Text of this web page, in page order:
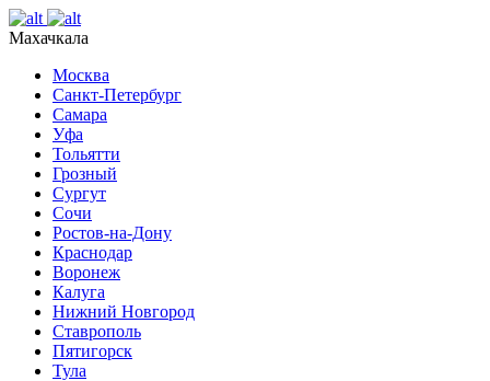
Махачкала
Москва
Санкт-Петербург
Самара
Уфа
Тольятти
Грозный
Сургут
Сочи
Ростов-на-Дону
Краснодар
Воронеж
Калуга
Нижний Новгород
Ставрополь
Пятигорск
Тула